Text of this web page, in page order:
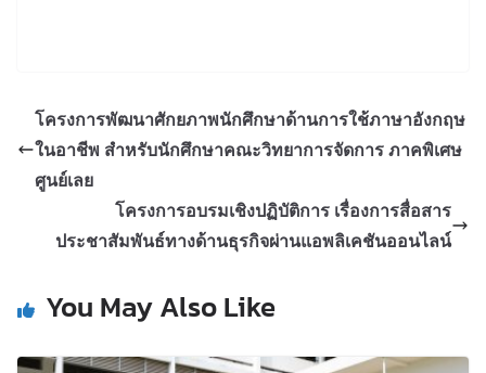
โครงการพัฒนาศักยภาพนักศึกษาด้านการใช้ภาษาอังกฤษ
ในอาชีพ สำหรับนักศึกษาคณะวิทยาการจัดการ ภาคพิเศษ
ศูนย์เลย
โครงการอบรมเชิงปฏิบัติการ เรื่องการสื่อสาร
ประชาสัมพันธ์ทางด้านธุรกิจผ่านแอพลิเคชันออนไลน์
You May Also Like